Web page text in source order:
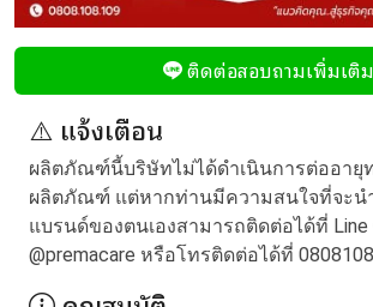
ติดต่อสอบถามเพิ่มเติม
⚠️ แจ้งเตือน
ผลิตภัณฑ์นี้บริษัทไม่ได้ดำเนินการต่ออายุ
ผลิตภัณฑ์ แต่หากท่านมีความสนใจที่จะน
แบรนด์ของตนเองสามารถติดต่อได้ที่ Line
@premacare หรือโทรติดต่อได้ที่